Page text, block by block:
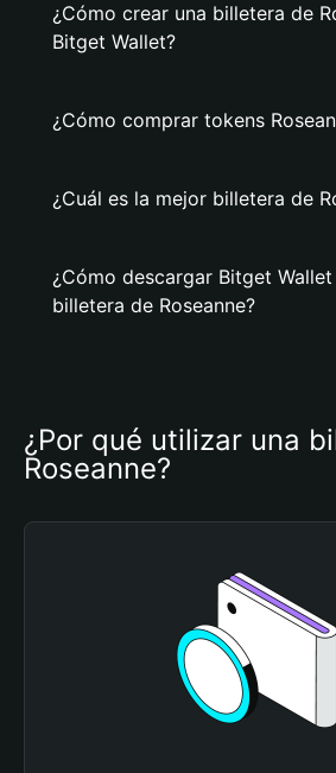
¿Cómo crear una billetera de
Bitget Wallet?
¿Cómo comprar tokens
¿Cuál es la mejor billetera de
¿Cómo descargar Bitget
billetera de Roseanne?
¿Por qué utilizar una
Roseanne?